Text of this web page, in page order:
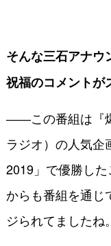
そんな三石アナウ
祝福のコメントが
――この番組は『
ラジオ）の人気
2019」で優勝し
からも番組を通じ
ジられてましたね。